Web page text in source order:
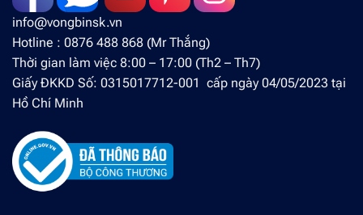
info@vongbinsk.vn
Hotline : 0876 488 868 (Mr Thắng)
Thời gian làm việc 8:00 – 17:00 (Th2 – Th7)
Giấy ĐKKD Số: 0315017712-001 cấp ngày 04/05/2023 tại
Hồ Chí Minh